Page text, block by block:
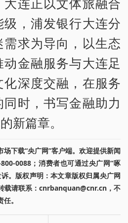
，浦发银行大连分
求为导向，以生态
金融服务与大连足
深度交融，在服务
时，书写金融助力
新篇章。
下载“央广网”客户端。欢迎提供新闻
0088；消费者也可通过央广网“啄
。版权声明：本文章版权归属央广网
载请联系：cnrbanquan@cnr.cn，不
。